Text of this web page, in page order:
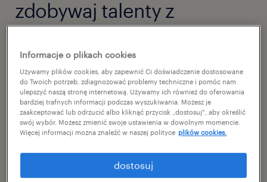
zdobywaj talenty z
dziedziny logistyki i
magazynowania.
Firmy logistyczne znajdują się pod większą
niż kiedykolwiek presją, aby zapewnić
sprawne i skuteczne funkcjonowanie
łańcuchów dostaw. Sprawia to, że
utalentowani pracownicy są niezbędni w tej
branży. Zyskaj szybki dostęp do najlepszych
Informacje o plikach cookies
Używamy plików cookies, aby zapewnić Ci doświadczenie dostosowane
do Twoich potrzeb, zdiagnozować problemy techniczne i pomóc nam
ulepszyć naszą stronę internetową. Używamy ich również do oferowania
bardziej trafnych informacji podczas wyszukiwania. Możesz je
zaakceptować lub odrzucić albo kliknąć przycisk „dostosuj”, aby określić
swój wybór. Możesz zmienić swoje ustawienia w dowolnym momencie.
Więcej informacji można znaleźć w naszej polityce plików cookies.
dostosuj